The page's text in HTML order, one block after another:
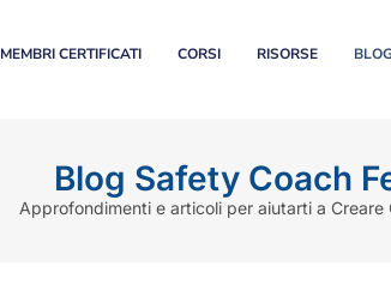
MEMBRI CERTIFICATI CORSI RISORSE BLOG
Blog Safety Coach
Approfondimenti e articoli per aiutarti a Creare